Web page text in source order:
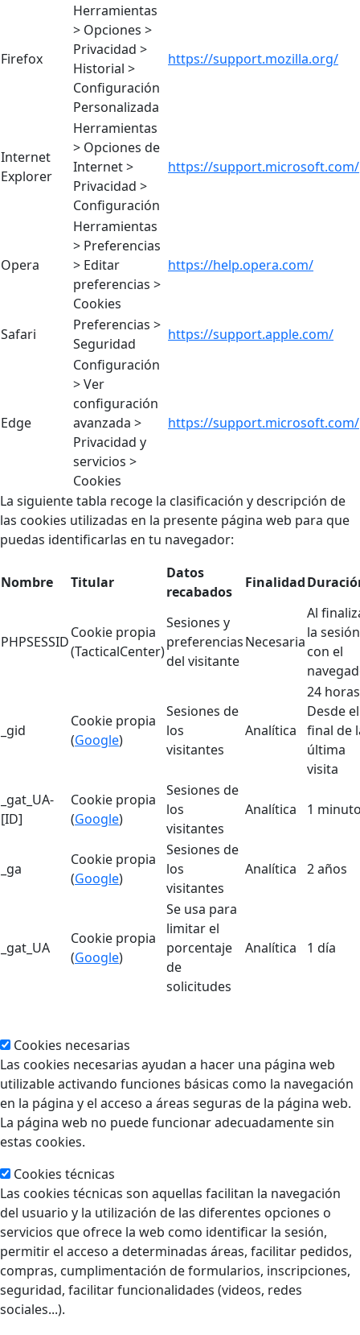
Firefox
Herramientas
> Opciones >
Privacidad >
Historial >
Configuración
Personalizada
https://support.mozilla.org/
Internet
Explorer
Herramientas
> Opciones de
Internet >
Privacidad >
Configuración
https://support.microsoft.com/
Opera
Herramientas
> Preferencias
> Editar
preferencias >
Cookies
https://help.opera.com/
Safari
Preferencias >
Seguridad
https://support.apple.com/
Edge
Configuración
> Ver
configuración
avanzada >
Privacidad y
servicios >
Cookies
https://support.microsoft.com/
La siguiente tabla recoge la clasificación y descripción de
las cookies utilizadas en la presente página web para que
puedas identificarlas en tu navegador:
Nombre Titular
Datos
recabados
Finalidad
PHPSESSID
Cookie propia
(TacticalCenter)
Sesiones y
preferencias
del visitante
Necesaria
Al
la sesión
con el
_gid
Cookie propia
(Google)
Sesiones de
los
visitantes
Analítica
24
Desde el
final de
última
visita
_gat_UA-
[ID]
Cookie propia
(Google)
Sesiones de
los
visitantes
Analítica 1
_ga
Cookie propia
(Google)
Sesiones de
los
visitantes
Analítica 2 años
_gat_UA
Cookie propia
(Google)
Se usa para
limitar el
porcentaje
de
solicitudes
Analítica 1 día
Cookies necesarias
Las cookies necesarias ayudan a hacer una página web
utilizable activando funciones básicas como la navegación
en la página y el acceso a áreas seguras de la página web.
La página web no puede funcionar adecuadamente sin
estas cookies.
Cookies técnicas
Las cookies técnicas son aquellas facilitan la navegación
del usuario y la utilización de las diferentes opciones o
servicios que ofrece la web como identificar la sesión,
permitir el acceso a determinadas áreas, facilitar pedidos,
compras, cumplimentación de formularios, inscripciones,
seguridad, facilitar funcionalidades (videos, redes
sociales...).